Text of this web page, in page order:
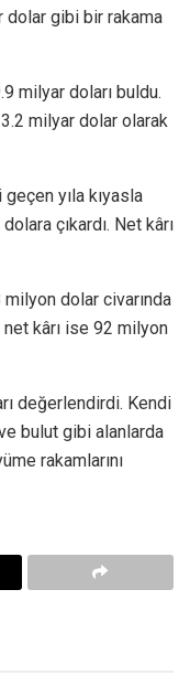
dolar gibi bir rakama
milyar doları buldu.
3.2 milyar dolar olarak
geçen yıla kıyasla
çıkardı. Net kârı
dolar civarında
kârı ise 92 milyon
değerlendirdi. Kendi
bulut gibi alanlarda
rakamlarını